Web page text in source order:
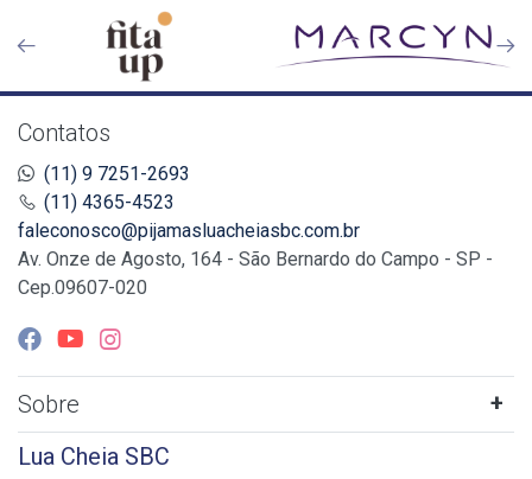
Contatos
(11) 9 7251-2693
(11) 4365-4523
faleconosco@pijamasluacheiasbc.com.br
Av. Onze de Agosto, 164 - São Bernardo do Campo - SP -
Cep.09607-020
Sobre
Lua Cheia SBC